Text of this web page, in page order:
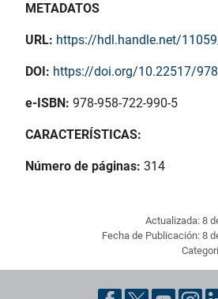
METADATOS
URL: https://hdl.handle.net/
DOI: https://doi.org/10.22517/
e-ISBN: 978-958-722-990-5
CARACTERÍSTICAS:
Número de páginas: 314
Actualizada: 8
Fecha de Publicación: 8
Pie de página con información de